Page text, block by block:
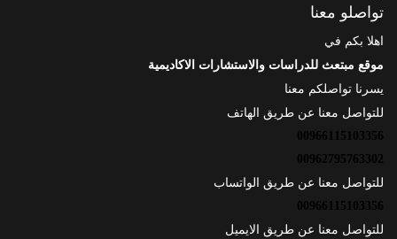
تواصلو معنا
اهلا بكم في
موقع مبتعث للدراسات والاستشارات الاكاديمية
يسرنا تواصلكم معنا
للتواصل معنا عن طريق الهاتف
00966115103356
00962795763302
للتواصل معنا عن طريق الواتساب
00966115103356
للتواصل معنا عن طريق الايميل